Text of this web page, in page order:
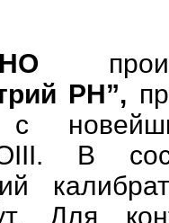
РН”,
В
Для